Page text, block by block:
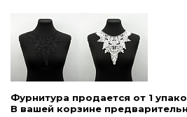
Фурнитура продается от 1
В вашей корзине